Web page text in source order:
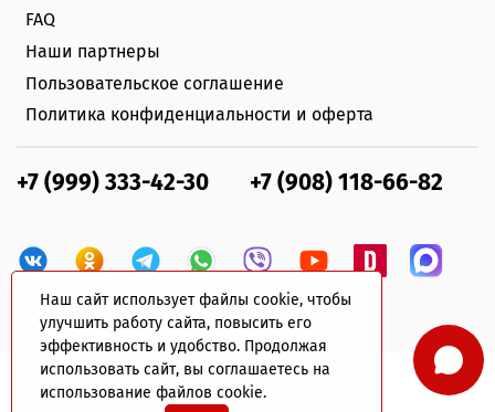
Наш сайт использует файлы cookie, чтобы
улучшить работу сайта, повысить его
эффективность и удобство. Продолжая
использовать сайт, вы соглашаетесь на
использование файлов cookie.
FAQ
Наши партнеры
Пользовательское соглашение
Политика конфиденциальности и оферта
+7 (999) 333-42-30 +7 (908) 118-66-82
© 2022 plastik-avto.ru Все права защищены